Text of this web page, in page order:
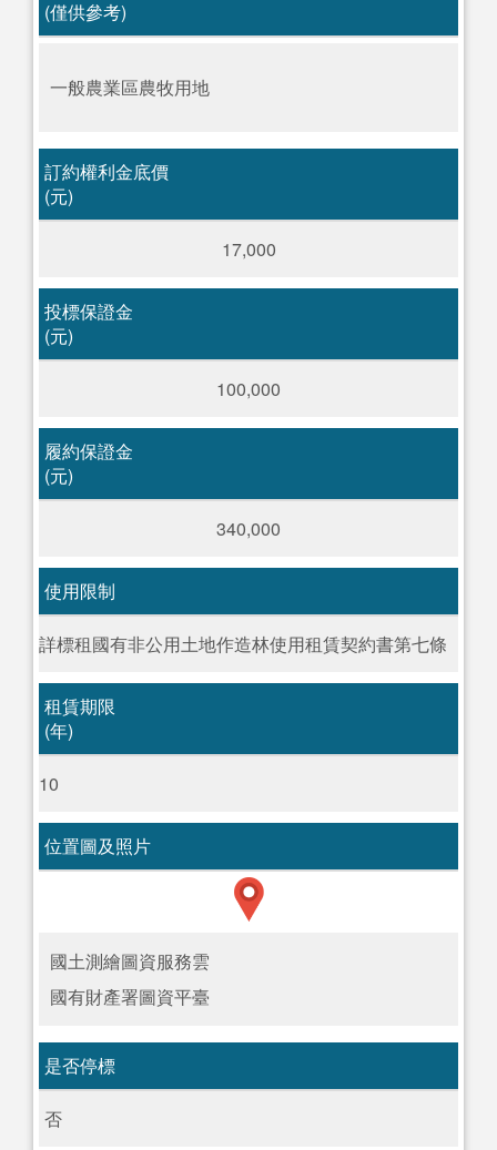
(僅供參考)
一般農業區農牧用地
訂約權利金底價
(元)
17,000
投標保證金
(元)
100,000
履約保證金
(元)
340,000
使用限制
詳標租國有非公用土地作造林使用租賃契約書第七條
租賃期限
(年)
10
位置圖及照片
國土測繪圖資服務雲
國有財產署圖資平臺
是否停標
否